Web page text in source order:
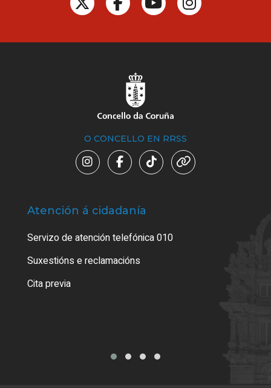
O CONCELLO EN RRSS
Atención á cidadanía
Servizo de atención telefónica 010
Suxestións e reclamacións
Cita previa